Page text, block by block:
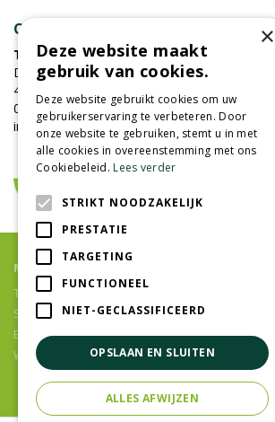
Contact
Tuincentrum Oosterhout
Damweg 7
4905BS Oosterhout
0162-451852
info@tuincentrumoosterhout.nl
Meer informatie
Tuincentrum
Speelparadijs
Bloemenwinkel
Woonwinkel
×
Deze website maakt
gebruik van cookies.
Deze website gebruikt cookies om uw
gebruikerservaring te verbeteren. Door
onze website te gebruiken, stemt u in met
alle cookies in overeenstemming met ons
Cookiebeleid.Lees verder
STRIKT NOODZAKELIJK
PRESTATIE
TARGETING
FUNCTIONEEL
NIET-GECLASSIFICEERD
OPSLAAN EN SLUITEN
ALLES AFWIJZEN